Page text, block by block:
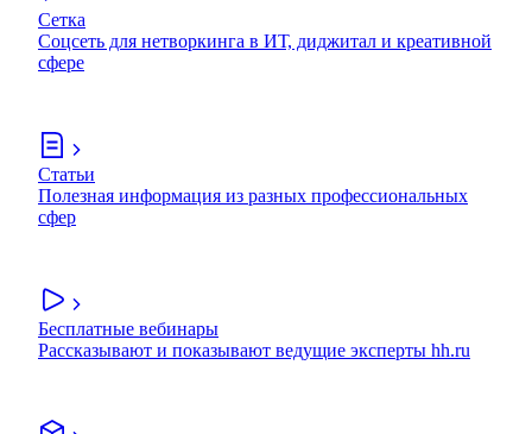
Сетка
Соцсеть для нетворкинга в ИТ, диджитал и креативной
сфере
Статьи
Полезная информация из разных профессиональных
сфер
Бесплатные вебинары
Рассказывают и показывают ведущие эксперты hh.ru